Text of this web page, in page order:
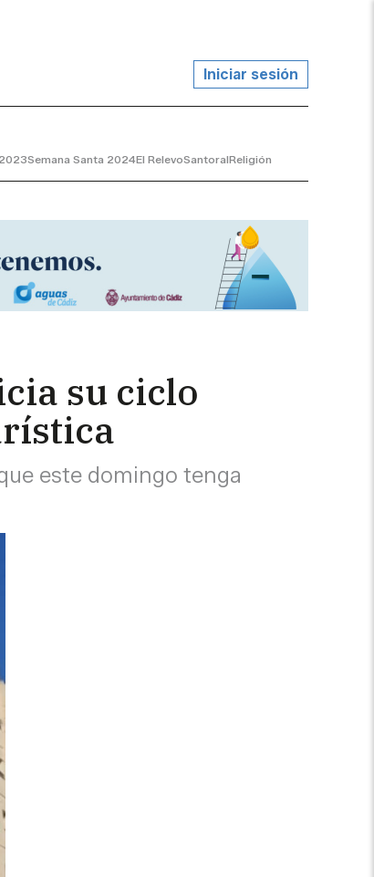
Iniciar sesión
Semana Santa 2024El RelevoSantoralReligión
su ciclo
este domingo tenga